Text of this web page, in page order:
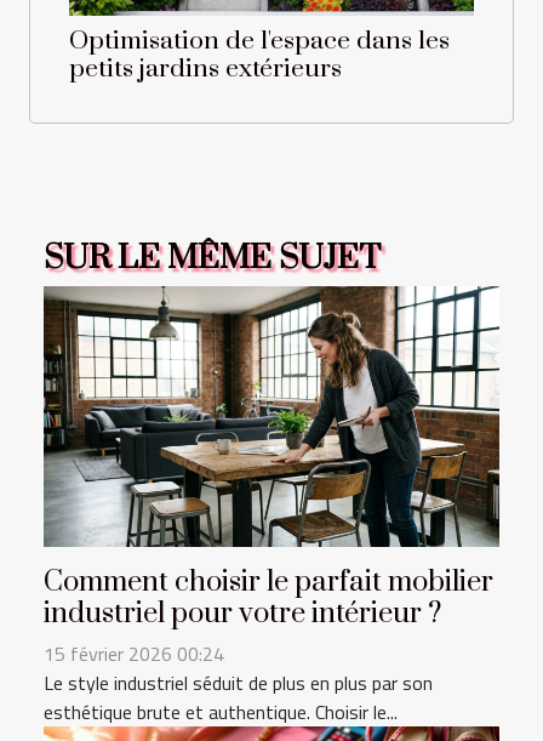
Optimisation de l'espace dans les
petits jardins extérieurs
SUR LE MÊME SUJET
Comment choisir le parfait mobilier
industriel pour votre intérieur ?
15 février 2026 00:24
Le style industriel séduit de plus en plus par son
esthétique brute et authentique. Choisir le...